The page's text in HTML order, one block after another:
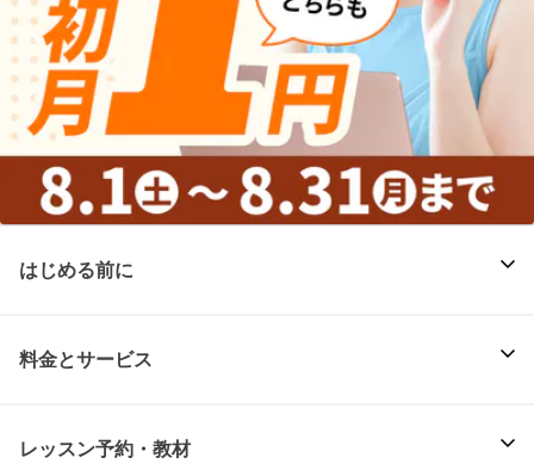
はじめる前に
料金とサービス
レッスン予約・教材